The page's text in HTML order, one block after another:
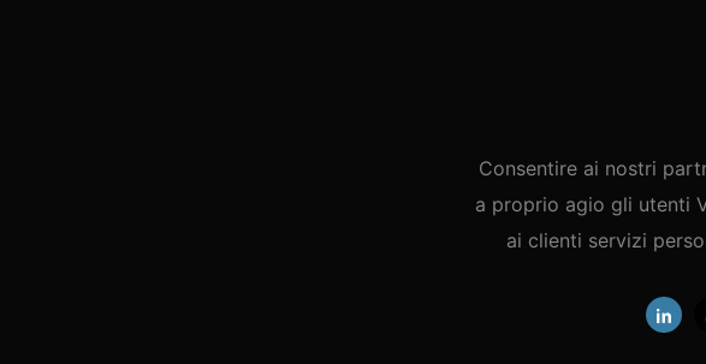
Consentire ai nostri
a proprio agio gli utenti
ai clienti servizi